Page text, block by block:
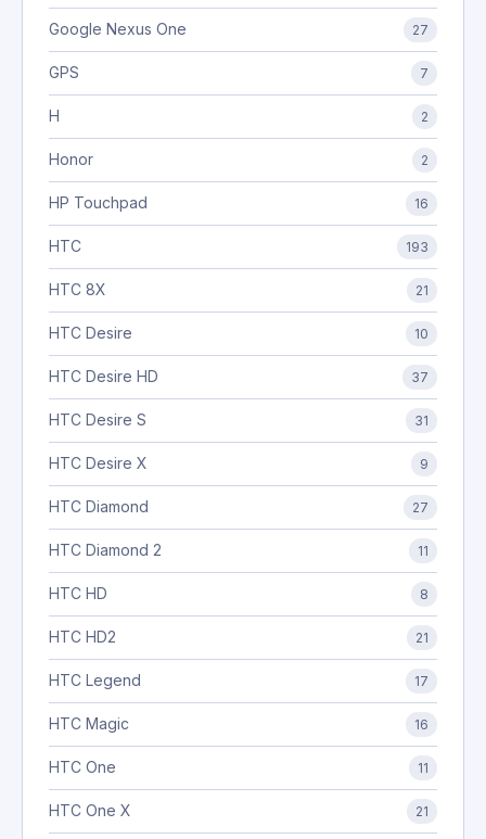
Google Nexus One 27
GPS 7
H 2
Honor 2
HP Touchpad 16
HTC 193
HTC 8X 21
HTC Desire 10
HTC Desire HD 37
HTC Desire S 31
HTC Desire X 9
HTC Diamond 27
HTC Diamond 2 11
HTC HD 8
HTC HD2 21
HTC Legend 17
HTC Magic 16
HTC One 11
HTC One X 21